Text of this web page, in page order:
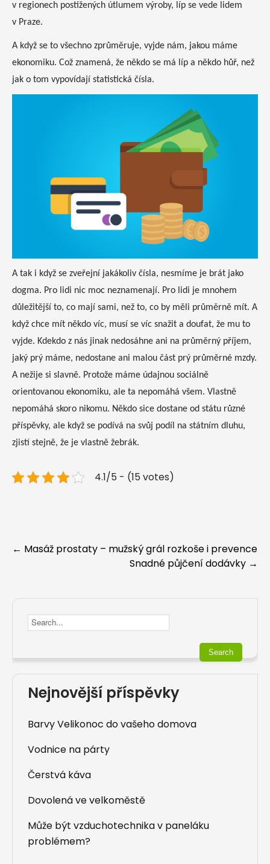
v regionech postižených útlumem výroby, líp se vede lidem
v Praze.
A když se to všechno zprůměruje, vyjde nám, jakou máme
ekonomiku. Což znamená, že někdo se má líp a někdo hůř, než
jak o tom vypovídají statistická čísla.
A tak i když se zveřejní jakákoliv čísla, nesmíme je brát jako
dogma. Pro lidi nic moc neznamenají. Pro lidi je mnohem
důležitější to, co mají sami, než to, co by měli průměrně mít. A
když chce mít někdo víc, musí se víc snažit a doufat, že mu to
vyjde. Kdekdo z nás jinak nedosáhne ani na průměrný příjem,
jaký prý máme, nedostane ani malou část prý průměrné mzdy.
A nežije si slavně. Protože máme údajnou sociálně
orientovanou ekonomiku, ale ta nepomáhá všem. Vlastně
nepomáhá skoro nikomu. Někdo sice dostane od státu různé
příspěvky, ale když se podívá na svůj podíl na státním dluhu,
zjistí stejně, že je vlastně žebrák.
4.1/5 - (15 votes)
Post
← Masáž prostaty – mužský grál rozkoše i prevence
Snadné půjčení dodávky →
Nejnovější příspěvky
Barvy Velikonoc do vašeho domova
Vodnice na párty
Čerstvá káva
Dovolená ve velkoměstě
Může být vzduchotechnika v paneláku
problémem?